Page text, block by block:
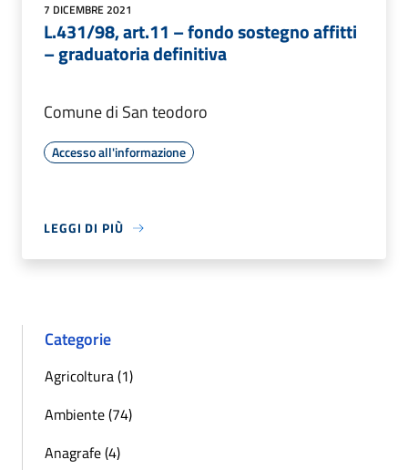
7 DICEMBRE 2021
L.431/98, art.11 – fondo sostegno affitti
– graduatoria definitiva
Comune di San teodoro
Accesso all'informazione
LEGGI DI PIÙ
Categorie
Agricoltura (1)
Ambiente (74)
Anagrafe (4)